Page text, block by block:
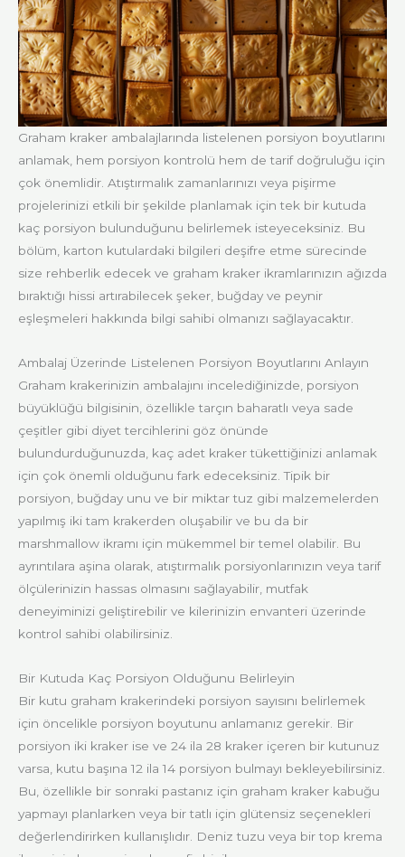
Graham kraker ambalajlarında listelenen porsiyon boyutlarını
anlamak, hem porsiyon kontrolü hem de tarif doğruluğu için
çok önemlidir. Atıştırmalık zamanlarınızı veya pişirme
projelerinizi etkili bir şekilde planlamak için tek bir kutuda
kaç porsiyon bulunduğunu belirlemek isteyeceksiniz. Bu
bölüm, karton kutulardaki bilgileri deşifre etme sürecinde
size rehberlik edecek ve graham kraker ikramlarınızın ağızda
bıraktığı hissi artırabilecek şeker, buğday ve peynir
eşleşmeleri hakkında bilgi sahibi olmanızı sağlayacaktır.
Ambalaj Üzerinde Listelenen Porsiyon Boyutlarını Anlayın
Graham krakerinizin ambalajını incelediğinizde, porsiyon
büyüklüğü bilgisinin, özellikle tarçın baharatlı veya sade
çeşitler gibi diyet tercihlerini göz önünde
bulundurduğunuzda, kaç adet kraker tükettiğinizi anlamak
için çok önemli olduğunu fark edeceksiniz. Tipik bir
porsiyon, buğday unu ve bir miktar tuz gibi malzemelerden
yapılmış iki tam krakerden oluşabilir ve bu da bir
marshmallow ikramı için mükemmel bir temel olabilir. Bu
ayrıntılara aşina olarak, atıştırmalık porsiyonlarınızın veya tarif
ölçülerinizin hassas olmasını sağlayabilir, mutfak
deneyiminizi geliştirebilir ve kilerinizin envanteri üzerinde
kontrol sahibi olabilirsiniz.
Bir Kutuda Kaç Porsiyon Olduğunu Belirleyin
Bir kutu graham krakerindeki porsiyon sayısını belirlemek
için öncelikle porsiyon boyutunu anlamanız gerekir. Bir
porsiyon iki kraker ise ve 24 ila 28 kraker içeren bir kutunuz
varsa, kutu başına 12 ila 14 porsiyon bulmayı bekleyebilirsiniz.
Bu, özellikle bir sonraki pastanız için graham kraker kabuğu
yapmayı planlarken veya bir tatlı için glütensiz seçenekleri
değerlendirirken kullanışlıdır. Deniz tuzu veya bir top krema